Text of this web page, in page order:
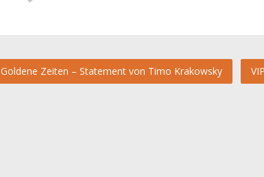
Goldene Zeiten – Statement von Timo Krakowsky